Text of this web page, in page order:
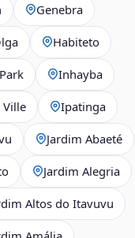
Genebra
Habiteto
Inhayba
Ipatinga
Jardim Abaeté
Jardim Alegria
Altos do Itavuvu